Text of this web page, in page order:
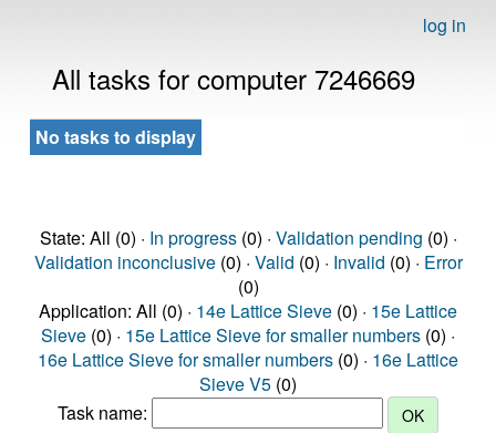
log in
All tasks for computer 7246669
No tasks to display
State: All (0) · In progress(0) · Validation pending (0) ·
Validation inconclusive(0) · Valid (0) · Invalid (0) · Error
(0)
Application: All (0) · 14e Lattice Sieve (0) · 15e Lattice
Sieve (0) · 15e Lattice Sieve for smaller numbers (0) ·
16e Lattice Sieve for smaller numbers (0) · 16e Lattice
Sieve V5 (0)
Task name: